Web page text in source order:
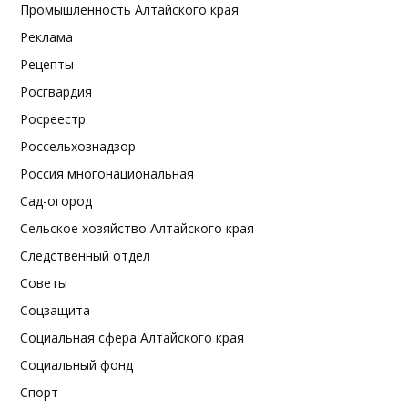
Промышленность Алтайского края
Реклама
Рецепты
Росгвардия
Росреестр
Россельхознадзор
Россия многонациональная
Сад-огород
Сельское хозяйство Алтайского края
Следственный отдел
Советы
Соцзащита
Социальная сфера Алтайского края
Социальный фонд
Спорт